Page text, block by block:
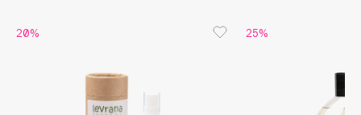
Bebble
20% 25%